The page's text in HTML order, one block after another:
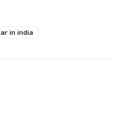
in india